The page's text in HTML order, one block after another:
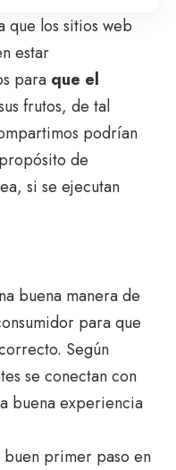
que los sitios web
estar
para que el
frutos, de tal
podrían
de
si se ejecutan
buena manera de
para que
Según
se conectan con
buena experiencia
buen primer paso en